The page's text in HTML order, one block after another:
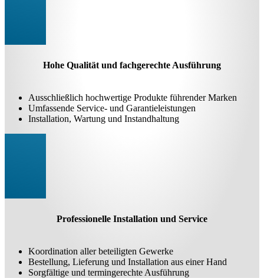
Hohe Qualität und fachgerechte Ausführung
Ausschließlich hochwertige Produkte führender Marken
Umfassende Service- und Garantieleistungen
Installation, Wartung und Instandhaltung
Professionelle Installation und Service
Koordination aller beteiligten Gewerke
Bestellung, Lieferung und Installation aus einer Hand
Sorgfältige und termingerechte Ausführung